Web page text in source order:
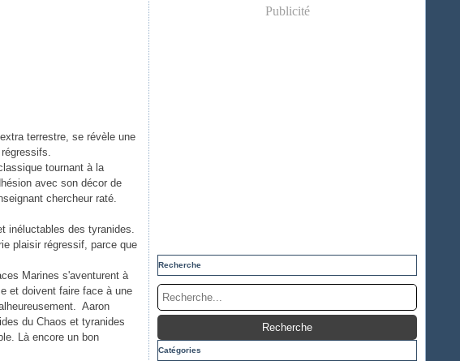
terrestre, se révèle une
tournant à la
avec son décor de
chercheur raté.
inéluctables des tyranides.
plaisir régressif, parce que
Marines s'aventurent à
et doivent faire face à une
Aaron
du Chaos et tyranides
Là encore un bon
Publicité
Recherche
Catégories